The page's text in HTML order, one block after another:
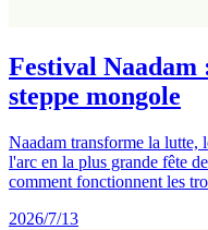
Festival Naadam
steppe mongole
Naadam transforme la lutte,
l'arc en la plus grande fête
comment fonctionnent les
2026/7/13